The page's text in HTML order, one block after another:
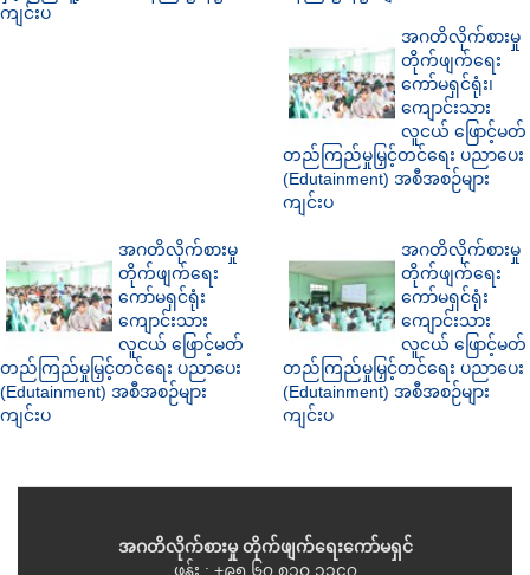
ကျင်းပ
အဂတိလိုက်စားမှု
တိုက်ဖျက်ရေး
ကော်မရှင်ရုံး၊
ကျောင်းသား
လူငယ် ဖြောင့်မတ်
တည်ကြည်မှုမြှင့်တင်ရေး ပညာပေး
(Edutainment) အစီအစဉ်များ
ကျင်းပ
အဂတိလိုက်စားမှု
တိုက်ဖျက်ရေး
ကော်မရှင်ရုံး
ကျောင်းသား
လူငယ် ဖြောင့်မတ်
တည်ကြည်မှုမြှင့်တင်ရေး ပညာပေး
(Edutainment) အစီအစဉ်များ
ကျင်းပ
အဂတိလိုက်စားမှု
တိုက်ဖျက်ရေး
ကော်မရှင်ရုံး
ကျောင်းသား
လူငယ် ဖြောင့်မတ်
တည်ကြည်မှုမြှင့်တင်ရေး ပညာပေး
(Edutainment) အစီအစဉ်များ
ကျင်းပ
အဂတိလိုက်စားမှု တိုက်ဖျက်ရေးကော်မရှင်
ဖုန်း : +၉၅ ၆၇ ၈၁၀ ၃၃၄၇